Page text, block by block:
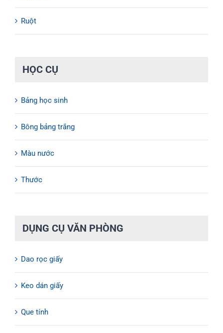
Ruột
HỌC CỤ
Bảng học sinh
Bông bảng trắng
Màu nước
Thước
DỤNG CỤ VĂN PHÒNG
Dao rọc giấy
Keo dán giấy
Que tính